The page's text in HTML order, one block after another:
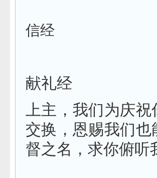
信经
献礼经
上主，我们为庆
交换，恩赐我们
督之名，求你俯听